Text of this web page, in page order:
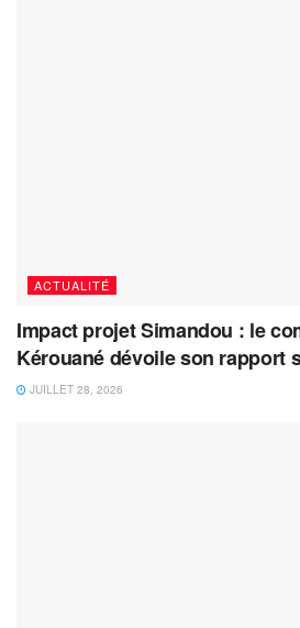
ACTUALITÉ
Impact projet Simandou : le
Kérouané dévoile son rapport
JUILLET 28, 2026